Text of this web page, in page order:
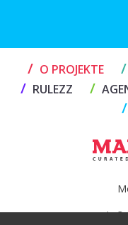
/ O PROJEKTE /
/ RULEZZ /
/
Copyright©